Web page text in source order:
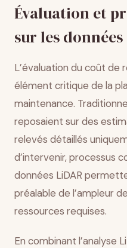
Évaluation et
sur les données
L’évaluation du coût de
élément critique de la
maintenance.
reposaient sur des
relevés détaillés
d’intervenir, processus
données LiDAR
préalable de l’ampleur
ressources requises.
En combinant l’analyse